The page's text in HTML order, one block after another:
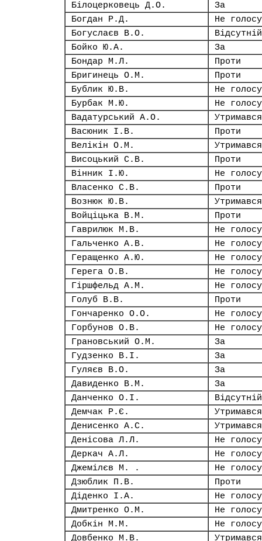
Білоцерковець Д.О.
За
Богдан Р.Д.
Не
Богуслаєв В.О.
Відсутній
Бойко Ю.А.
За
Бондар М.Л.
Проти
Бригинець О.М.
Проти
Бублик Ю.В.
Не
Бурбак М.Ю.
Не
Вадатурський А.О.
Утримався
Васюник І.В.
Проти
Велікін О.М.
Утримався
Висоцький С.В.
Проти
Вінник І.Ю.
Не
Власенко С.В.
Проти
Вознюк Ю.В.
Утримався
Войціцька В.М.
Проти
Гаврилюк М.В.
Не
Гальченко А.В.
Не
Геращенко А.Ю.
Не
Герега О.В.
Не
Гіршфельд А.М.
Не
Голуб В.В.
Проти
Гончаренко О.О.
Не
Горбунов О.В.
Не
Грановський О.М.
За
Гудзенко В.І.
За
Гуляєв В.О.
За
Давиденко В.М.
За
Данченко О.І.
Відсутній
Демчак Р.Є.
Утримався
Денисенко А.С.
Утримався
Денісова Л.Л.
Не
Деркач А.Л.
Не
Джемілєв М. .
Не
Дзюблик П.В.
Проти
Діденко І.А.
Не
Дмитренко О.М.
Не
Добкін М.М.
Не
Довбенко М.В.
Утримався